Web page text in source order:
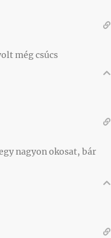
még csúcs
nagyon okosat, bár